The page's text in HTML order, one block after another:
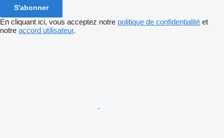
S'abonner
En cliquant ici, vous acceptez notre politique de confidentialité et
notre accord utilisateur.